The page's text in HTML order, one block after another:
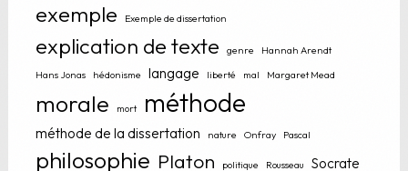
exemple Exemple de dissertation
explication de texte genre
Hannah Arendt
Hans Jonas
hédonisme langage liberté mal Margaret Mead
morale mort méthode
méthode de la dissertation nature Onfray Pascal
philosophie Platon politique Rousseau Socrate